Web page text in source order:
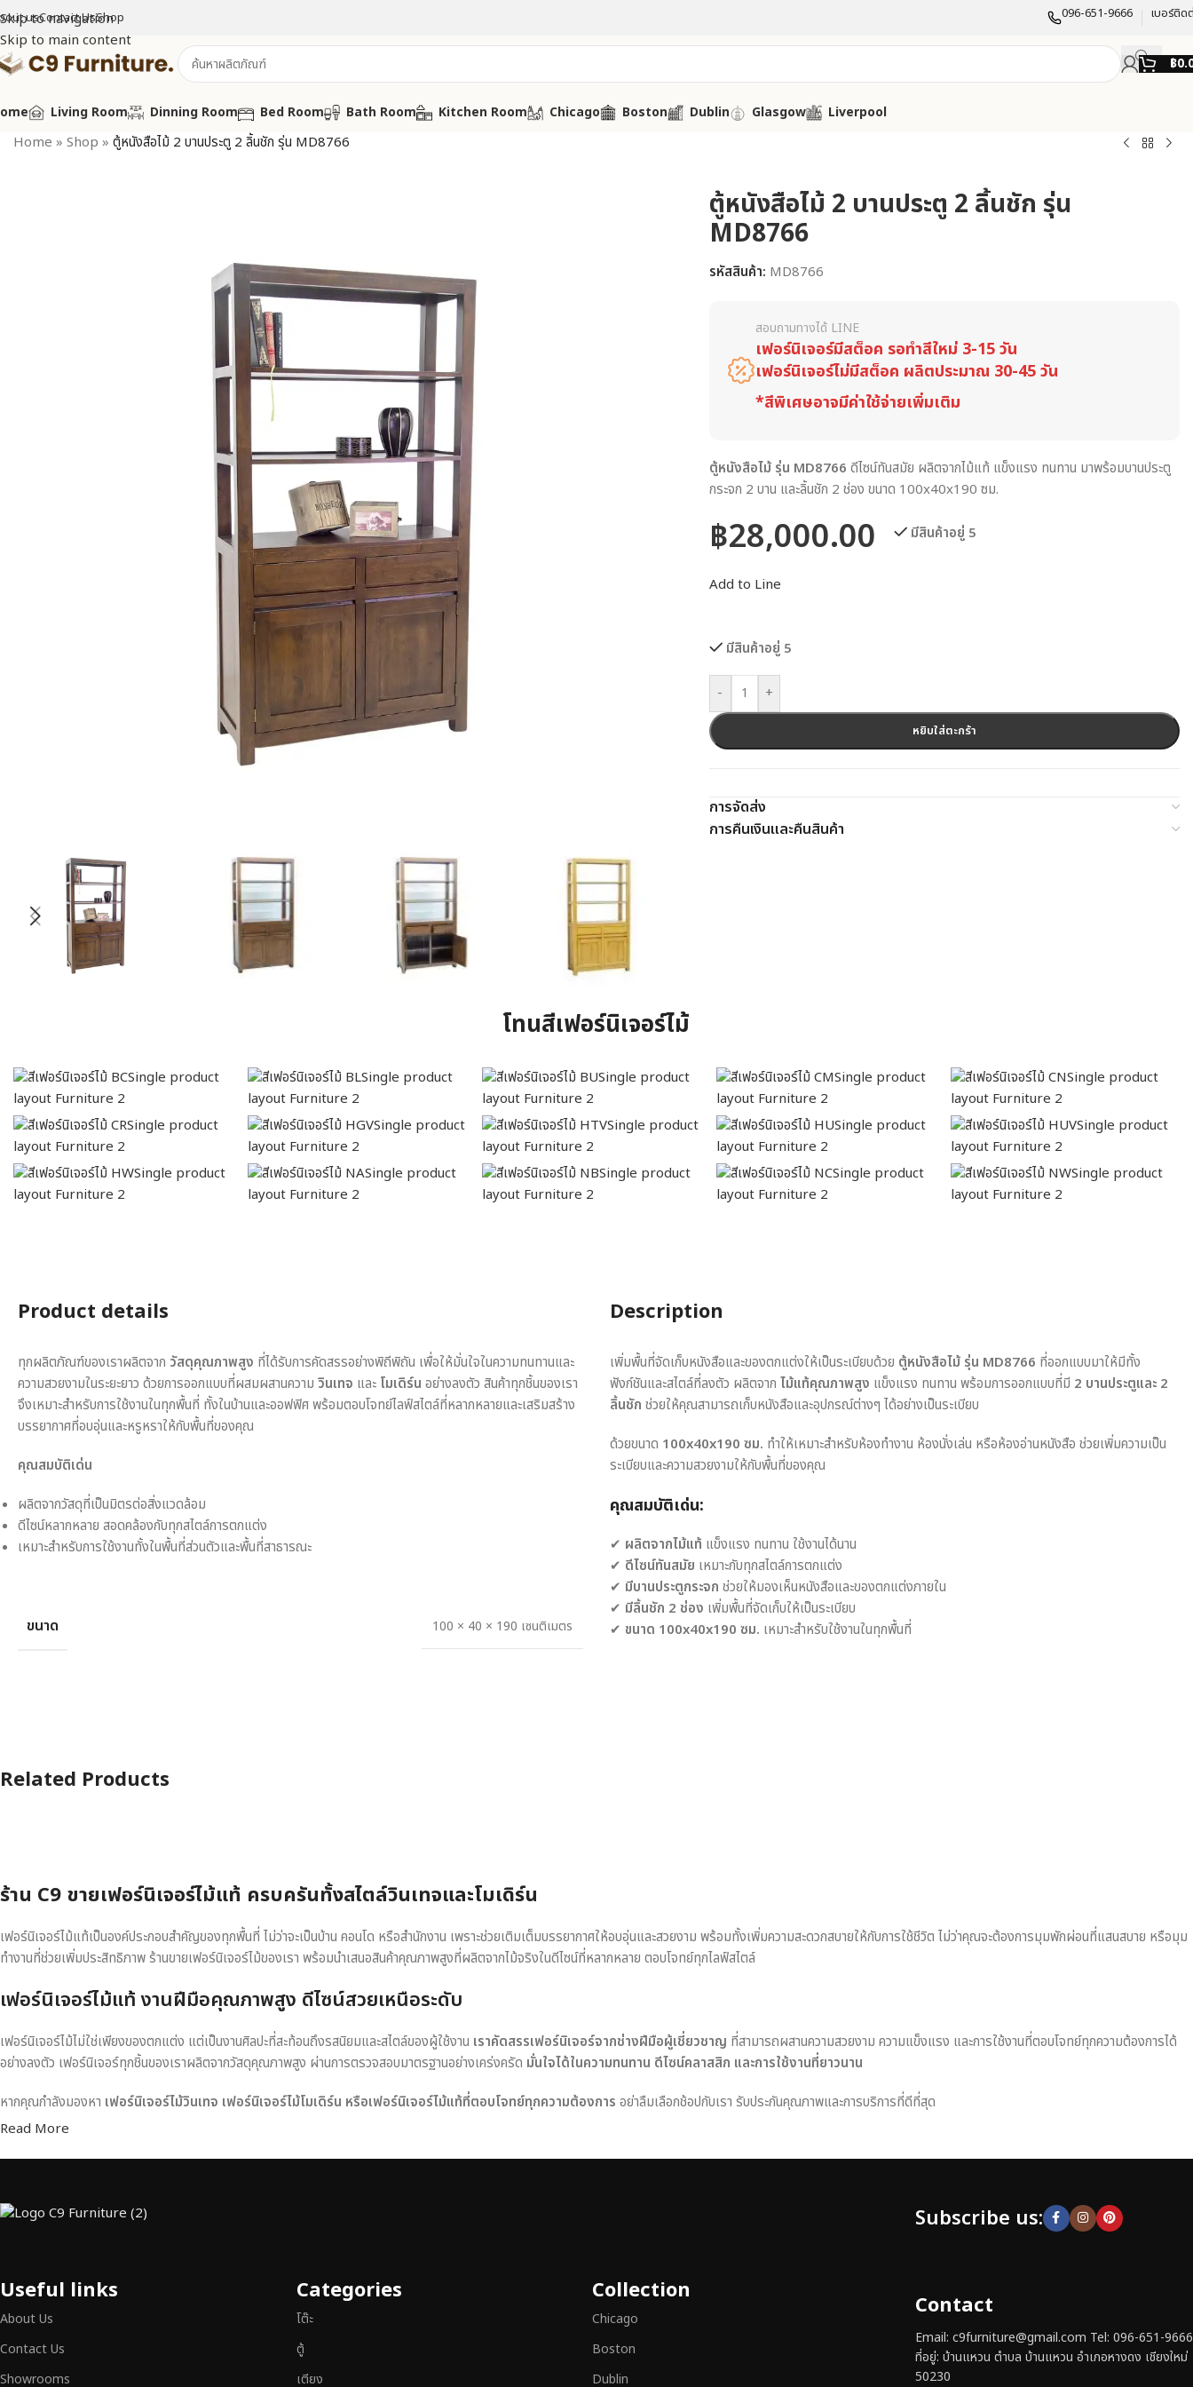
Skip to navigation
Skip to main content
usContact UsShop 096-651-9666 เบอร์ติด
฿
Living Room Dinning Room Bed Room Bath Room Kitchen Room Chicago Boston Dublin Glasgow Liverpool
Home » Shop » ตู้หนังสือไม้ 2 บานประตู 2 ลิ้นชัก รุ่น MD8766
ตู้หนังสือไม้ 2 บานประตู 2 ลิ้นชัก รุ่น
MD8766
รหัสสินค้า: MD8766
สอบถามทางได้ LINE
เฟอร์นิเจอร์มีสต็อค รอทำสีใหม่ 3-15 วัน
เฟอร์นิเจอร์ไม่มีสต็อค ผลิตประมาณ 30-45 วัน
*สีพิเศษอาจมีค่าใช้จ่ายเพิ่มเติม
ตู้หนังสือไม้ รุ่น MD8766 ดีไซน์ทันสมัย ผลิตจากไม้แท้ แข็งแรง ทนทาน มาพร้อมบานประตู
กระจก 2 บาน และลิ้นชัก 2 ช่อง ขนาด 100x40x190 ซม.
฿28,000.00 มีสินค้าอยู่ 5
Add to Line
มีสินค้าอยู่ 5
- +
หยิบใส่ตะกร้า
การจัดส่ง
การคืนเงินและคืนสินค้า
โทนสีเฟอร์นิเจอร์ไม้
Product details
ทุกผลิตภัณฑ์ของเราผลิตจาก วัสดุคุณภาพสูง ที่ได้รับการคัดสรรอย่างพิถีพิถัน เพื่อให้มั่นใจในความทนทานและ
ความสวยงามในระยะยาว ด้วยการออกแบบที่ผสมผสานความ วินเทจ และ โมเดิร์น อย่างลงตัว สินค้าทุกชิ้นของเรา
จึงเหมาะสำหรับการใช้งานในทุกพื้นที่ ทั้งในบ้านและออฟฟิศ พร้อมตอบโจทย์ไลฟ์สไตล์ที่หลากหลายและเสริมสร้าง
บรรยากาศที่อบอุ่นและหรูหราให้กับพื้นที่ของคุณ
คุณสมบัติเด่น
ผลิตจากวัสดุที่เป็นมิตรต่อสิ่งแวดล้อม
ดีไซน์หลากหลาย สอดคล้องกับทุกสไตล์การตกแต่ง
เหมาะสำหรับการใช้งานทั้งในพื้นที่ส่วนตัวและพื้นที่สาธารณะ
ขนาด 100 × 40 × 190 เซนติเมตร
Description
เพิ่มพื้นที่จัดเก็บหนังสือและของตกแต่งให้เป็นระเบียบด้วย ตู้หนังสือไม้ รุ่น MD8766 ที่ออกแบบมาให้มีทั้ง
ฟังก์ชันและสไตล์ที่ลงตัว ผลิตจาก ไม้แท้คุณภาพสูง แข็งแรง ทนทาน พร้อมการออกแบบที่มี 2 บานประตูและ 2
ลิ้นชัก ช่วยให้คุณสามารถเก็บหนังสือและอุปกรณ์ต่างๆ ได้อย่างเป็นระเบียบ
ด้วยขนาด 100x40x190 ซม. ทำให้เหมาะสำหรับห้องทำงาน ห้องนั่งเล่น หรือห้องอ่านหนังสือ ช่วยเพิ่มความเป็น
ระเบียบและความสวยงามให้กับพื้นที่ของคุณ
คุณสมบัติเด่น:
✔ ผลิตจากไม้แท้ แข็งแรง ทนทาน ใช้งานได้นาน
✔ ดีไซน์ทันสมัย เหมาะกับทุกสไตล์การตกแต่ง
✔ มีบานประตูกระจก ช่วยให้มองเห็นหนังสือและของตกแต่งภายใน
✔ มีลิ้นชัก 2 ช่อง เพิ่มพื้นที่จัดเก็บให้เป็นระเบียบ
✔ ขนาด 100x40x190 ซม. เหมาะสำหรับใช้งานในทุกพื้นที่
Related Products
ร้าน C9 ขายเฟอร์นิเจอร์ไม้แท้ ครบครันทั้งสไตล์วินเทจและโมเดิร์น
เฟอร์นิเจอร์ไม้แท้เป็นองค์ประกอบสำคัญของทุกพื้นที่ ไม่ว่าจะเป็นบ้าน คอนโด หรือสำนักงาน เพราะช่วยเติมเต็มบรรยากาศให้อบอุ่นและสวยงาม พร้อมทั้งเพิ่มความสะดวกสบายให้กับการใช้ชีวิต ไม่ว่าคุณจะต้องการมุมพักผ่อนที่แสนสบาย หรือมุม
ทำงานที่ช่วยเพิ่มประสิทธิภาพ ร้านขายเฟอร์นิเจอร์ไม้ของเรา พร้อมนำเสนอสินค้าคุณภาพสูงที่ผลิตจากไม้จริงในดีไซน์ที่หลากหลาย ตอบโจทย์ทุกไลฟ์สไตล์
เฟอร์นิเจอร์ไม้แท้ งานฝีมือคุณภาพสูง ดีไซน์สวยเหนือระดับ
เฟอร์นิเจอร์ไม้ไม่ใช่เพียงของตกแต่ง แต่เป็นงานศิลปะที่สะท้อนถึงรสนิยมและสไตล์ของผู้ใช้งาน เราคัดสรรเฟอร์นิเจอร์จากช่างฝีมือผู้เชี่ยวชาญ ที่สามารถผสานความสวยงาม ความแข็งแรง และการใช้งานที่ตอบโจทย์ทุกความต้องการได้
อย่างลงตัว เฟอร์นิเจอร์ทุกชิ้นของเราผลิตจากวัสดุคุณภาพสูง ผ่านการตรวจสอบมาตรฐานอย่างเคร่งครัด มั่นใจได้ในความทนทาน ดีไซน์คลาสสิก และการใช้งานที่ยาวนาน
หากคุณกำลังมองหา เฟอร์นิเจอร์ไม้วินเทจ เฟอร์นิเจอร์ไม้โมเดิร์น หรือเฟอร์นิเจอร์ไม้แท้ที่ตอบโจทย์ทุกความต้องการ อย่าลืมเลือกช้อปกับเรา รับประกันคุณภาพและการบริการที่ดีที่สุด
Read More
Useful links
About Us
Contact Us
Showrooms
Categories
โต๊ะ
ตู้
เตียง
Collection
Chicago
Boston
Dublin
Subscribe us:
Contact
Email: c9furniture@gmail.com Tel: 096-651-9666
ที่อยู่: บ้านแหวน ตำบล บ้านแหวน อำเภอหางดง เชียงใหม่
50230